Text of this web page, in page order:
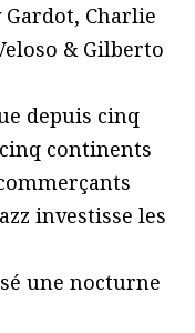
Charlie
& Gilberto
depuis cinq
continents
investisse les
une nocturne